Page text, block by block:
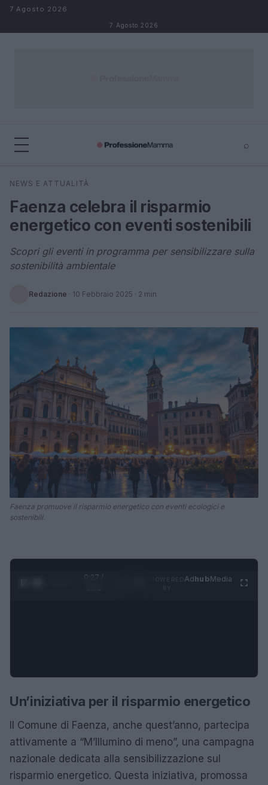
Salta al contenuto
7 Agosto 2026
7 Agosto 2026
⌕
Cerca
NEWS E ATTUALITÀ
Faenza celebra il risparmio
energetico con eventi sostenibili
Scopri gli eventi in programma per sensibilizzare sulla
sostenibilità ambientale
Redazione · 10 Febbraio 2025 · 2 min
Faenza promuove il risparmio energetico con eventi ecologici e
sostenibili.
0:28 /
AdhubMedia
Un’iniziativa per il risparmio energetico
Il Comune di Faenza, anche quest’anno, partecipa
attivamente a “M’Illumino di meno”, una campagna
nazionale dedicata alla sensibilizzazione sul
risparmio energetico. Questa iniziativa, promossa